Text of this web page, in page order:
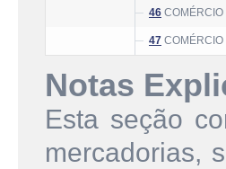
46 COMÉRCIO
47 COMÉRCIO
Notas
Esta seção
mercadorias,